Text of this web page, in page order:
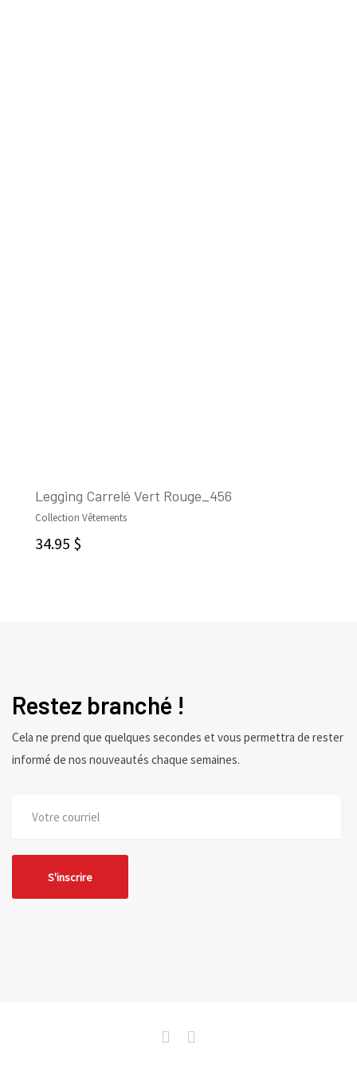
Legging Carrelé Vert Rouge_456
Collection Vêtements
34.95 $
Restez branché !
Cela ne prend que quelques secondes et vous permettra de rester
informé de nos nouveautés chaque semaines.